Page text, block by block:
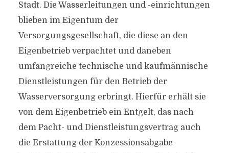
Stadt. Die Wasserleitungen und -einrichtungen
blieben im Eigentum der
Versorgungsgesellschaft, die diese an den
Eigenbetrieb verpachtet und daneben
umfangreiche technische und kaufmännische
Dienstleistungen für den Betrieb der
Wasserversorgung erbringt. Hierfür erhält sie
von dem Eigenbetrieb ein Entgelt, das nach
dem Pacht- und Dienstleistungsvertrag auch
die Erstattung der Konzessionsabgabe